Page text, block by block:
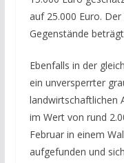
auf 25.000 Euro.
Gegenstände
Ebenfalls in der
ein unversperrter
landwirtschaftlichen
im Wert von rund
Februar in einem
aufgefunden und